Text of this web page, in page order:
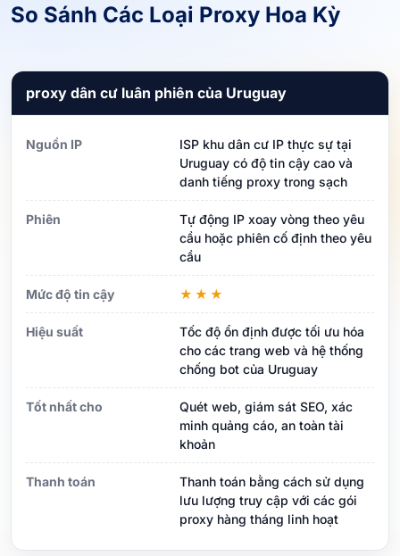
So Sánh Các Loại Proxy Hoa Kỳ
proxy dân cư luân phiên của Uruguay
Nguồn IP
ISP khu dân cư IP thực sự tại
Uruguay có độ tin cậy cao và
danh tiếng proxy trong sạch
Phiên
Tự động IP xoay vòng theo yêu
cầu hoặc phiên cố định theo yêu
cầu
Mức độ tin cậy ★★★
Hiệu suất
Tốc độ ổn định được tối ưu hóa
cho các trang web và hệ thống
chống bot của Uruguay
Tốt nhất cho
Quét web, giám sát SEO, xác
minh quảng cáo, an toàn tài
khoản
Thanh toán
Thanh toán bằng cách sử dụng
lưu lượng truy cập với các gói
proxy hàng tháng linh hoạt